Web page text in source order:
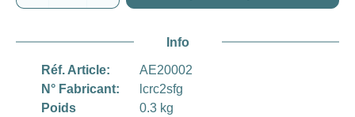
Info
Réf. Article:
AE20002
N° Fabricant:
lcrc2sfg
Poids
0.3 kg